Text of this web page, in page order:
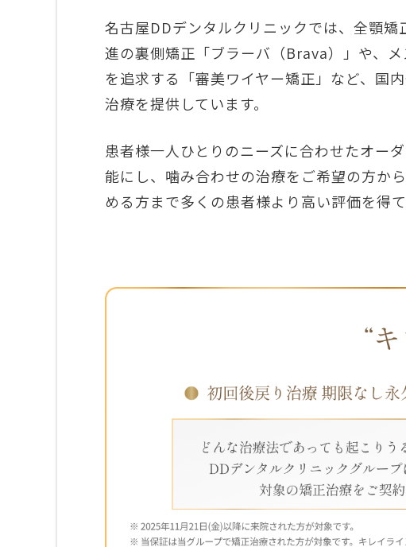
名古屋DDデンタルクリニックでは、全顎矯
進の裏側矯正「ブラーバ（Brava）」や、
を追求する「審美ワイヤー矯正」など、国
治療を提供しています。
患者様一人ひとりのニーズに合わせたオー
能にし、噛み合わせの治療をご希望の方か
める方まで多くの患者様より高い評価を得て